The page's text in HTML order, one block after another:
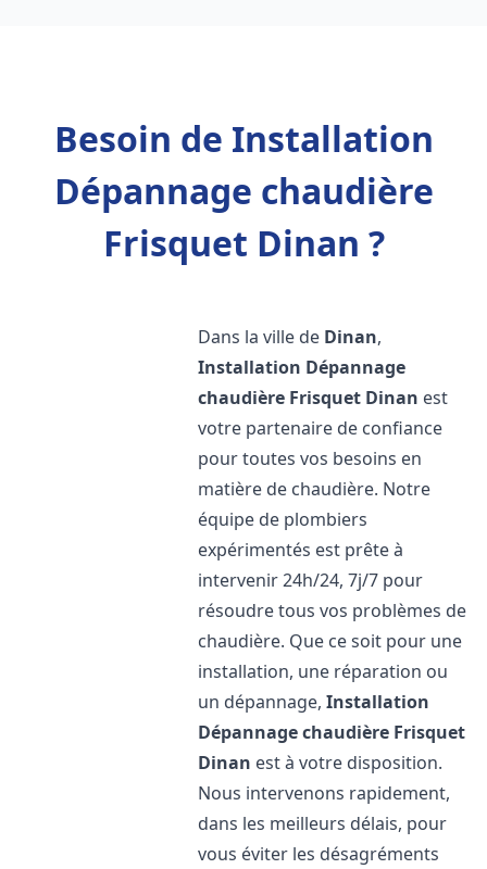
Besoin de Installation
Dépannage chaudière
Frisquet Dinan ?
Dans la ville de Dinan,
Installation Dépannage
chaudière Frisquet Dinan est
votre partenaire de confiance
pour toutes vos besoins en
matière de chaudière. Notre
équipe de plombiers
expérimentés est prête à
intervenir 24h/24, 7j/7 pour
résoudre tous vos problèmes de
chaudière. Que ce soit pour une
installation, une réparation ou
un dépannage,Installation
Dépannage chaudière Frisquet
Dinan est à votre disposition.
Nous intervenons rapidement,
dans les meilleurs délais, pour
vous éviter les désagréments